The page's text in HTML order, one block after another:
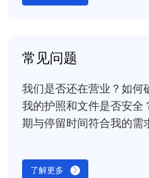
常见问题
我们是否还在营业？如何
我的护照和文件是否安全
期与停留时间符合我的需
了解更多